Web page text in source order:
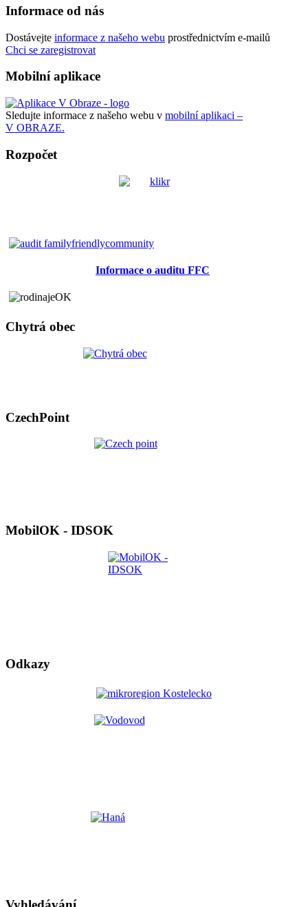
Informace od nás
Dostávejte informace z našeho webu prostřednictvím e-mailů
Chci se zaregistrovat
Mobilní aplikace
Sledujte informace z našeho webu v mobilní aplikaci –
V OBRAZE.
Rozpočet
Informace o auditu FFC
Chytrá obec
CzechPoint
MobilOK - IDSOK
Odkazy